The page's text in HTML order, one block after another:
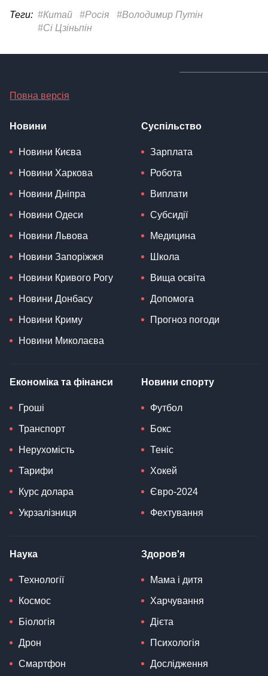
Теги: #Китай #Росія
#Володимир Путін
#Сі Цзіньпін
Повна версія
Новини
Новини Києва
Новини Харкова
Новини Дніпра
Новини Одеси
Новини Львова
Новини Запоріжжя
Новини Кривого Рогу
Новини Донбасу
Новини Криму
Новини Миколаєва
Суспільство
Зарплата
Робота
Виплати
Субсидії
Медицина
Школа
Вища освіта
Допомога
Прогноз погоди
Економіка та фінанси
Гроші
Транспорт
Нерухомість
Тарифи
Курс долара
Укрзалізниця
Новини спорту
Футбол
Бокс
Теніс
Хокей
Євро-2024
Фехтування
Наука
Технології
Космос
Біологія
Дрон
Смартфон
Здоров'я
Мама і дитя
Харчування
Дієта
Психологія
Дослідження